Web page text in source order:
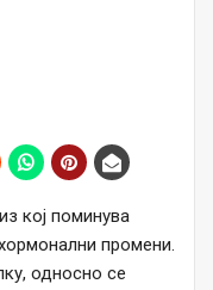
кој поминува
промени.
односно се